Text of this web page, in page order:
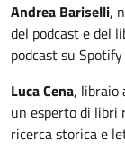
Andrea Bariselli,
del podcast e del
podcast su
Luca Cena, libraio
un esperto di
ricerca storica e